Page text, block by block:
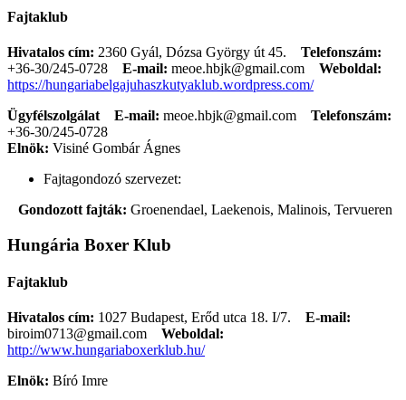
Fajtaklub
Hivatalos cím: 2360 Gyál, Dózsa György út 45. Telefonszám:
+36-30/245-0728
E-mail: meoe.hbjk@gmail.com
Weboldal:
https://hungariabelgajuhaszkutyaklub.wordpress.com/
Ügyfélszolgálat
E-mail: meoe.hbjk@gmail.com
Telefonszám:
+36-30/245-0728
Elnök: Visiné Gombár Ágnes
Fajtagondozó szervezet:
Gondozott fajták: Groenendael, Laekenois, Malinois, Tervueren
Hungária Boxer Klub
Fajtaklub
Hivatalos cím: 1027 Budapest, Erőd utca 18. I/7. E-mail:
biroim0713@gmail.com
Weboldal:
http://www.hungariaboxerklub.hu/
Elnök: Bíró Imre